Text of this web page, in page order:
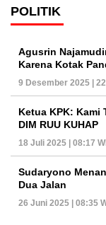
POLITIK
Agusrin
Karena Kotak
9 Desember 2025 |
Ketua KPK: Kami
DIM RUU KUHAP
18 Juli 2025 | 08:17
Sudaryono
Dua Jalan
26 Juni 2025 | 08:35